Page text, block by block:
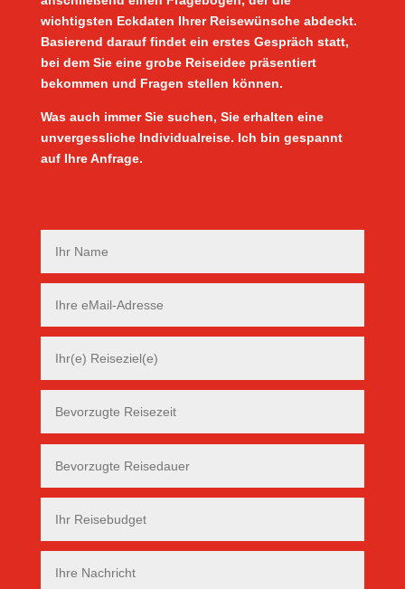
wichtigsten Eckdaten Ihrer Reisewünsche abdeckt.
Basierend darauf findet ein erstes Gespräch statt,
bei dem Sie eine grobe Reiseidee präsentiert
bekommen und Fragen stellen können.
Was auch immer Sie suchen, Sie erhalten eine
unvergessliche Individualreise. Ich bin gespannt
auf Ihre Anfrage.